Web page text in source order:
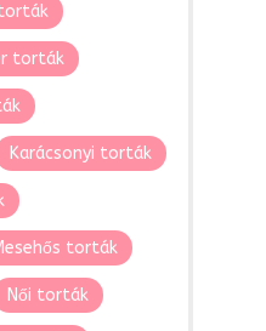
torták
Karácsonyi torták
torták
Női torták